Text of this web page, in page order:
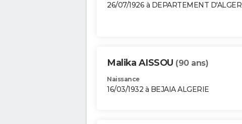
26/07/1926 à DEPARTEMENT D'ALGER
Malika AISSOU (90 ans)
Naissance
16/03/1932 à BEJAIA ALGERIE